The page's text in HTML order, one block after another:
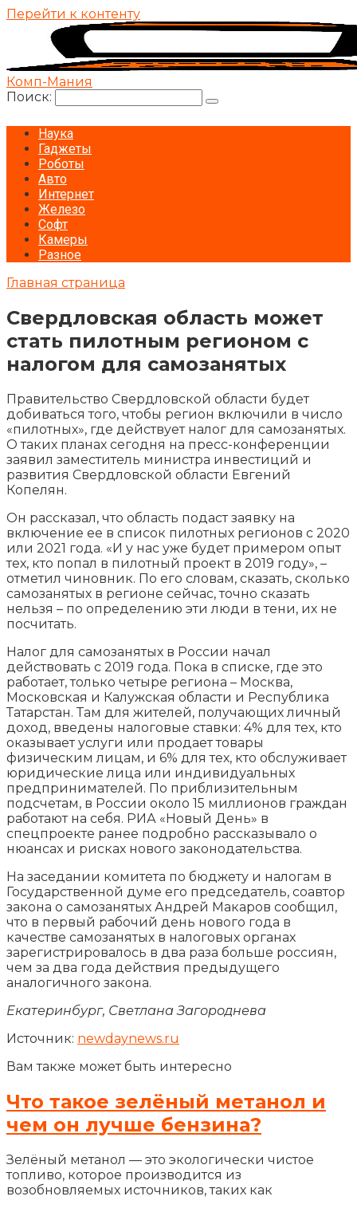
Перейти к контенту
Комп-Мания
Поиск:
Наука
Гаджеты
Роботы
Авто
Интернет
Железо
Софт
Камеры
Разное
Главная страница
Свердловская область может
стать пилотным регионом с
налогом для самозанятых
Правительство Свердловской области будет
добиваться того, чтобы регион включили в число
«пилотных», где действует налог для самозанятых.
О таких планах сегодня на пресс-конференции
заявил заместитель министра инвестиций и
развития Свердловской области Евгений
Копелян.
Он рассказал, что область подаст заявку на
включение ее в список пилотных регионов с 2020
или 2021 года. «И у нас уже будет примером опыт
тех, кто попал в пилотный проект в 2019 году», –
отметил чиновник. По его словам, сказать, сколько
самозанятых в регионе сейчас, точно сказать
нельзя – по определению эти люди в тени, их не
посчитать.
Налог для самозанятых в России начал
действовать с 2019 года. Пока в списке, где это
работает, только четыре региона – Москва,
Московская и Калужская области и Республика
Татарстан. Там для жителей, получающих личный
доход, введены налоговые ставки: 4% для тех, кто
оказывает услуги или продает товары
физическим лицам, и 6% для тех, кто обслуживает
юридические лица или индивидуальных
предпринимателей. По приблизительным
подсчетам, в России около 15 миллионов граждан
работают на себя. РИА «Новый День» в
спецпроекте ранее подробно рассказывало о
нюансах и рисках нового законодательства.
На заседании комитета по бюджету и налогам в
Государственной думе его председатель, соавтор
закона о самозанятых Андрей Макаров сообщил,
что в первый рабочий день нового года в
качестве самозанятых в налоговых органах
зарегистрировалось в два раза больше россиян,
чем за два года действия предыдущего
аналогичного закона.
Екатеринбург, Светлана Загороднева
Источник: newdaynews.ru
Вам также может быть интересно
Что такое зелёный метанол и
чем он лучше бензина?
Зелёный метанол — это экологически чистое
топливо, которое производится из
возобновляемых источников, таких как